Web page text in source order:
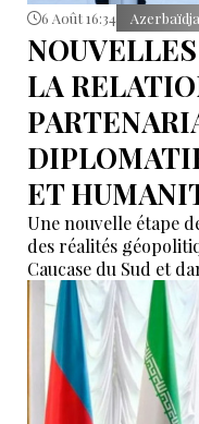
6 Août 16:34
LA
ET
Une nouvelle étape
des réalités
Caucase du Sud et